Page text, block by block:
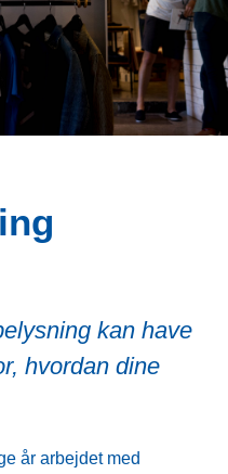
kan have
hvordan dine
år arbejdet med